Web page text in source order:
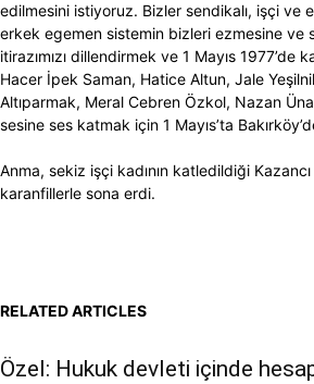
edilmesini istiyoruz. Bizler sendikalı, işçi ve
erkek egemen sistemin bizleri ezmesine ve
itirazımızı dillendirmek ve 1 Mayıs 1977’de
Hacer İpek Saman, Hatice Altun, Jale
Altıparmak, Meral Cebren Özkol, Nazan
sesine ses katmak için 1 Mayıs’ta
Anma, sekiz işçi kadının katledildiği Kazancı
karanfillerle sona erdi.
RELATED ARTICLES
Özel: Hukuk devleti içinde